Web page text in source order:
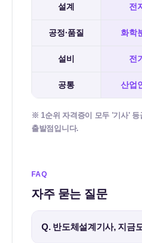
설계 전
공정·품질 화학
설비 전
공통 산업
※ 1순위 자격증이 모두 '기사'
출발점입니다.
FAQ
자주 묻는 질문
Q. 반도체설계기사, 지금